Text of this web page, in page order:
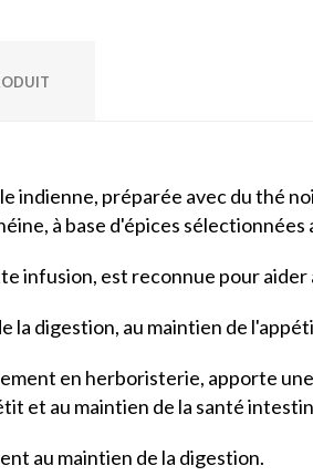
indienne, préparée avec du thé
à base d'épices
infusion, est reconnue pour
la digestion, au maintien de
en herboristerie, apporte
et au maintien de la santé
au maintien de la digestion.